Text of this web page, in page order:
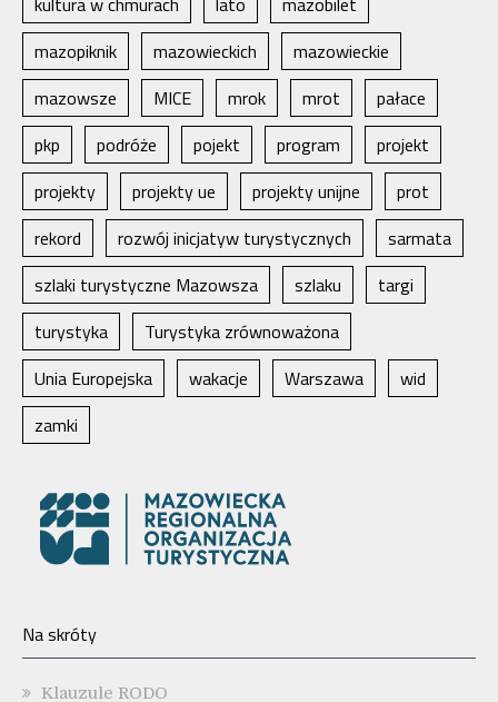
mazopiknik
mazowieckich
mazowieckie
mazowsze
MICE mrok mrot
pałace
pkp
podróże pojekt program
projekt
projekty
projekty ue projekty unijne
prot
rekord
rozwój inicjatyw turystycznych
sarmata
szlaki turystyczne Mazowsza
szlaku
targi
turystyka
Turystyka zrównoważona
Unia Europejska
wakacje Warszawa
wid
zamki
Na skróty
Klauzule RODO